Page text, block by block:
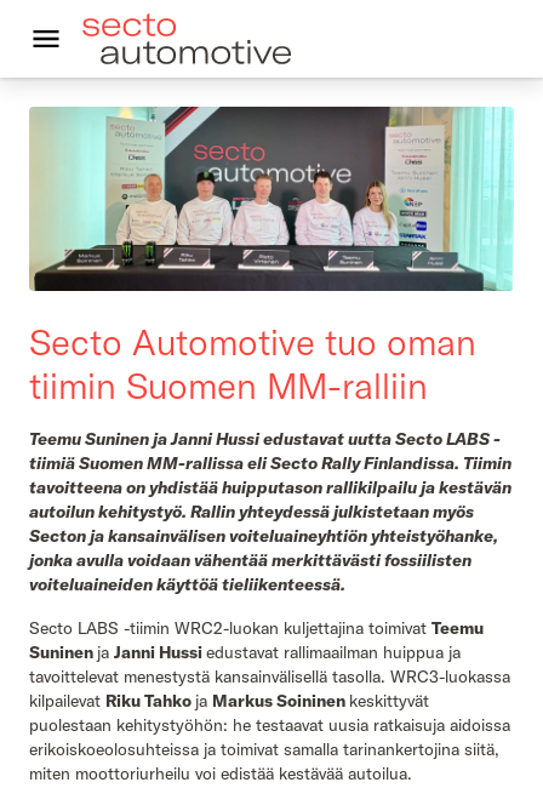
In English
Kestävä autoilu
Autoleasing
Vastuullisuus
Asiakkaalle
Yhteystiedot
Secto Fleet Manager
Secto Automotive tuo oman
tiimin Suomen MM-ralliin
Teemu Suninen ja Janni Hussi edustavat uutta Secto LABS -
tiimiä Suomen MM-rallissa eli Secto Rally Finlandissa. Tiimin
tavoitteena on yhdistää huipputason rallikilpailu ja kestävän
autoilun kehitystyö. Rallin yhteydessä julkistetaan myös
Secton ja kansainvälisen voiteluaineyhtiön yhteistyöhanke,
jonka avulla voidaan vähentää merkittävästi fossiilisten
voiteluaineiden käyttöä tieliikenteessä.
Secto LABS -tiimin WRC2-luokan kuljettajina toimivat Teemu
Suninen ja Janni Hussiedustavat rallimaailman huippua ja
tavoittelevat menestystä kansainvälisellä tasolla. WRC3-luokassa
kilpailevat Riku Tahko ja Markus Soininen keskittyvät
puolestaan kehitystyöhön: he testaavat uusia ratkaisuja aidoissa
erikoiskoeolosuhteissa ja toimivat samalla tarinankertojina siitä,
miten moottoriurheilu voi edistää kestävää autoilua.